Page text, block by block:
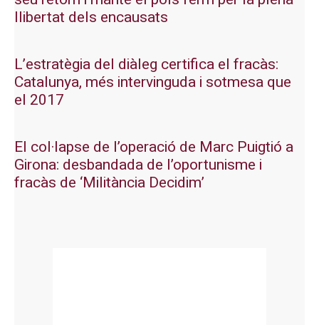
llibertat dels encausats
L’estratègia del diàleg certifica el fracàs:
Catalunya, més intervinguda i sotmesa que
el 2017
El col·lapse de l’operació de Marc Puigtió a
Girona: desbandada de l’oportunisme i
fracàs de ‘Militància Decidim’